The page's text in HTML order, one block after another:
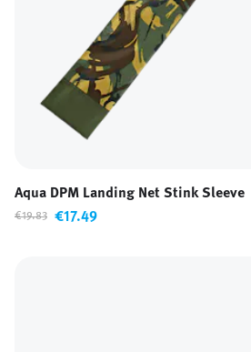
Aqua DPM Landing Net Stink Sleeve
€19.83 €17.49